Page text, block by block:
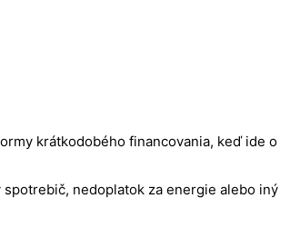
krátkodobého financovania, keď ide o
nedoplatok za energie alebo iný